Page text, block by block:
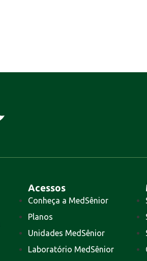
Acessos
Conheça a MedSênior
Planos
Unidades MedSênior
Laboratório MedSênior